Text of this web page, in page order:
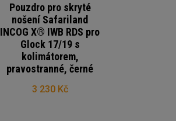
Pouzdro pro skryté
nošení Safariland
INCOG X® IWB RDS pro
Glock 17/19 s
kolimátorem,
pravostranné, černé
3 230 Kč